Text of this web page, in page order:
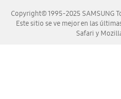
Copyright© 1995-2025 SAMSUNG
Este sitio se ve mejor en las
Safari y